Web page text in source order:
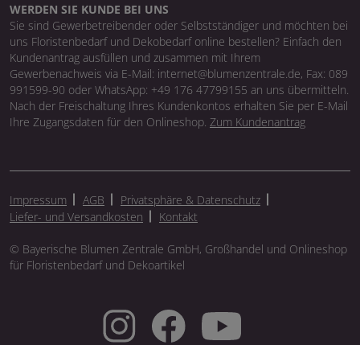
WERDEN SIE KUNDE BEI UNS
Sie sind Gewerbetreibender oder Selbstständiger und möchten bei
uns Floristenbedarf und Dekobedarf online bestellen? Einfach den
Kundenantrag ausfüllen und zusammen mit Ihrem
Gewerbenachweis via E-Mail: internet@blumenzentrale.de, Fax: 089
991599-90 oder WhatsApp: +49 176 47799155 an uns übermitteln.
Nach der Freischaltung Ihres Kundenkontos erhalten Sie per E-Mail
Ihre Zugangsdaten für den Onlineshop. Zum Kundenantrag
Impressum AGB
Privatsphäre & Datenschutz
Liefer- und Versandkosten
Kontakt
© Bayerische Blumen Zentrale GmbH, Großhandel und Onlineshop
für Floristenbedarf und Dekoartikel